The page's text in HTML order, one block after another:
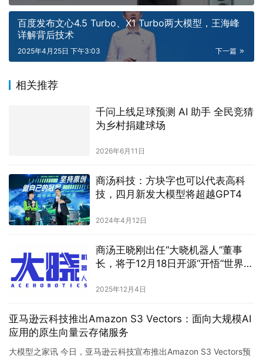
百度发布文心4.5 Turbo、X1 Turbo两大模型，王海峰
详解背后技术
下一篇
2025年4月25日 下午3:03
相关推荐
千问上线足球预测 AI 助手 全民竞猜
为乡村捐建球场
2026年6月11日
商汤科技：方块字也可以代表高科
技，四月新发大模型将超越GPT4
2024年4月12日
商汤王晓刚出任“大晓机器人”董事
长，将于12月18日开源“开悟”世界模
2025年12月4日
亚马逊云科技推出Amazon S3 Vectors：面向大规模AI
应用的原生向量云存储服务
大模型之家讯 今日，亚马逊云科技宣布推出Amazon S3 Vectors预